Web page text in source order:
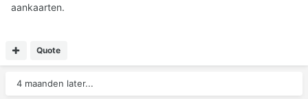
aankaarten.
Quote
4 maanden later...